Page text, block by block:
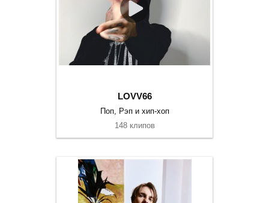
LOVV66
Поп, Рэп и хип-хоп
148 клипов